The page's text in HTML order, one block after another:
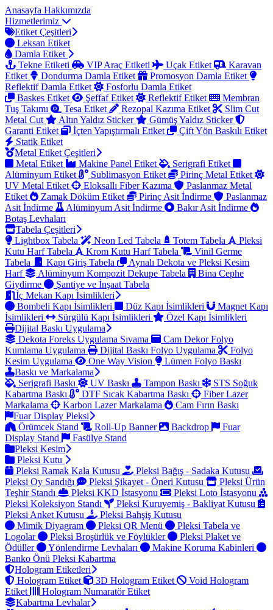
Anasayfa Hakkımızda
Hizmetlerimiz
Etiket Çeşitleri
Leksan Etiket
Damla Etiket
Tekne Etiketi
VIP Araç Etiketi Uçak Etiket
Karavan
Etiket
Dondurma Damla Etiket
Promosyon Damla Etiket
Reflektif Damla Etiket
Fosforlu Damla Etiket
Baskes Etiket
Şeffaf Etiket Reflektif Etiket
Membran
Tuş Takımı
Tesa Etiket Rezopal Kazıma Etiket
Slim Cut
Metal Cut
Altın Yaldız Sticker
Gümüş Yaldız Sticker
Garanti Etiket
İçten Yapıştırmalı Etiket
Çift Yön Baskılı Etiket
Statik Etiket
Metal Etiket Çeşitleri
Metal Etiket
Makine Panel Etiket
Serigrafi Etiket
Alüminyum Etiket
Sublimasyon Etiket
Pirinç Metal Etiket
UV Metal Etiket
Eloksallı Fiber Kazıma
Paslanmaz Metal
Etiket
Zamak Döküm Etiket Pirinç Asit İndirme
Paslanmaz
Asit İndirme
Alüminyum Asit İndirme
Bakır Asit İndirme
Botaş Levhaları
Tabela Çeşitleri
Lightbox Tabela
Neon Led Tabela Totem Tabela
Pleksi
Kutu Harf Tabela
Krom Kutu Harf Tabela
Vinil Germe
Tabela
Kapı Giriş Tabela
Aynalı Dekota ve Pleksi Kesim
Harf
Alüminyum Kompozit Dekupe Tabela
Bina Cephe
Giydirme
Şantiye ve İnşaat Tabela
İç Mekan Kapı İsimlikleri
Bombeli Kapı İsimlikleri
Düz Kapı İsimlikleri
Magnet Kapı
İsimlikleri
Sürgülü Kapı İsimlikleri
Özel Kapı İsimlikleri
Dijital Baskı Uygulama
Dekota Foreks Uygulama Sıvama
Cam Dekor Folyo
Kumlama Uygulama
Dijital Baskı Folyo Uygulama
Folyo
Kesim Uygulama
One Way Vision
Lümen Folyo Baskı
Baskı ve Markalama
Serigrafi Baskı
UV Baskı Tampon Baskı
STS Soğuk
Kabartma Baskı
DTF Sıcak Kabartma Baskı
Fiber Lazer
Markalama
Karbon Lazer Markalama
Cam Fırın Baskı
Fuar Display Pleksi
Örümcek Stand
Roll-Up Banner Backdrop
Fuar
Display Stand
Fasülye Stand
Pleksi Kesim
Pleksi Kutu
Pleksi Ramak Kala Kutusu
Pleksi Bağış - Sadaka Kutusu
Pleksi Oy Sandığı
Pleksi Şikayet - Öneri Kutusu
Pleksi Ürün
Teşhir Standı
Pleksi KKD İstasyonu
Pleksi Loto İstasyonu
Pleksi Koleksiyon Standı
Pleksi Kuruyemiş - Bakliyat Kutusu
Pleksi Anket Kutusu
Pleksi Bahşiş Kutusu
Mimik Diyagram
Pleksi QR Menü
Pleksi Tabela ve
Logolar
Pleksi Broşürlük ve Föylükler
Pleksi Plaket ve
Ödüller
Yönlendirme Levhaları
Makine Koruma Kabinleri
Banko Önü Pleksi Kabartma
Hologram Etiketleri
Hologram Etiket
3D Hologram Etiket
Void Hologram
Etiket
Hologram Numaratör Etiket
Kabartma Levhalar